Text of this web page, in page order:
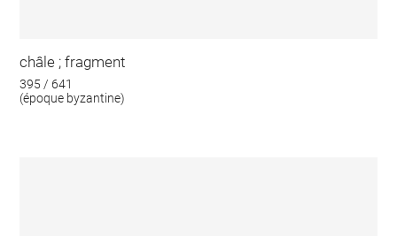
châle ; fragment
395 / 641
(époque byzantine)